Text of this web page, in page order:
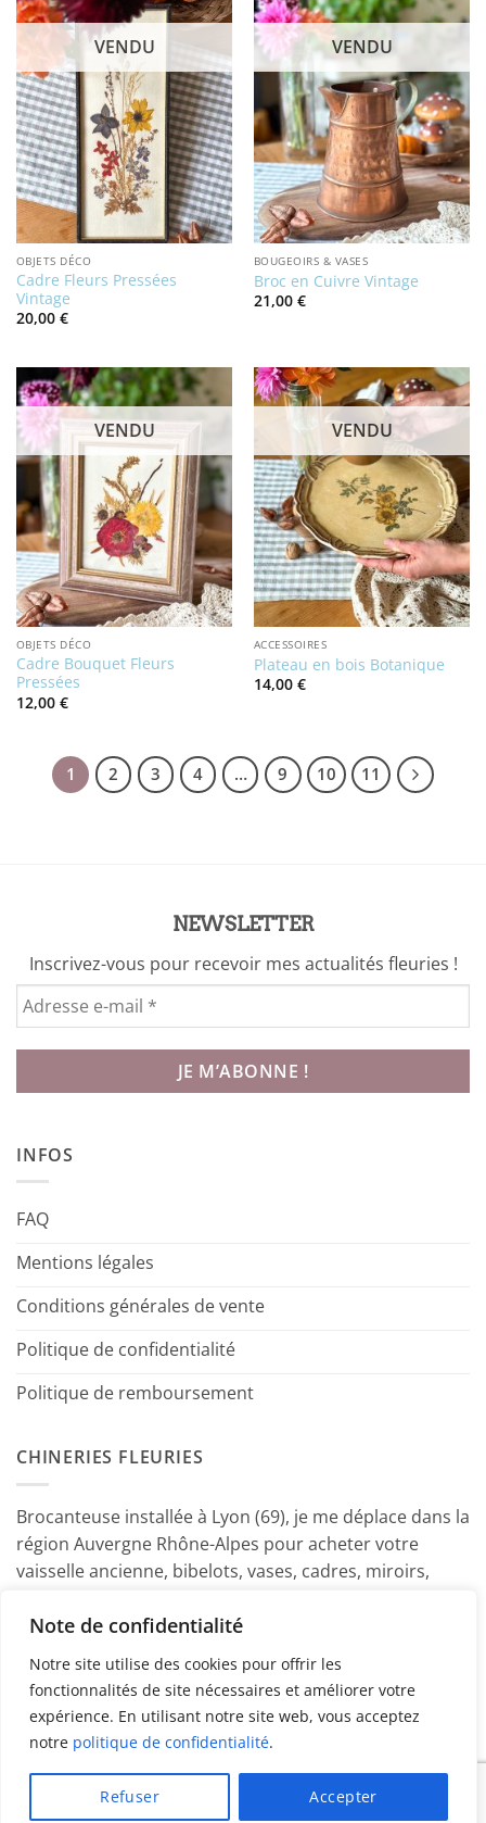
Note de confidentialité
Notre site utilise des cookies pour offrir les
fonctionnalités de site nécessaires et améliorer votre
expérience. En utilisant notre site web, vous acceptez
notre politique de confidentialité.
Refuser Accepter
VENDU
OBJETS DÉCO
Cadre Fleurs Pressées
Vintage
20,00 €
VENDU
BOUGEOIRS & VASES
Broc en Cuivre Vintage
21,00 €
VENDU
OBJETS DÉCO
Cadre Bouquet Fleurs
Pressées
12,00 €
VENDU
ACCESSOIRES
Plateau en bois Botanique
14,00 €
1 2 3 4 … 9 10 11
NEWSLETTER
Inscrivez-vous pour recevoir mes actualités fleuries !
INFOS
FAQ
Mentions légales
Conditions générales de vente
Politique de confidentialité
Politique de remboursement
CHINERIES FLEURIES
Brocanteuse installée à Lyon (69), je me déplace dans la
région Auvergne Rhône-Alpes pour acheter votre
vaisselle ancienne, bibelots, vases, cadres, miroirs,
Marine
PayPal
AmericanMasterCard
Visa
Copyright 2026 ©